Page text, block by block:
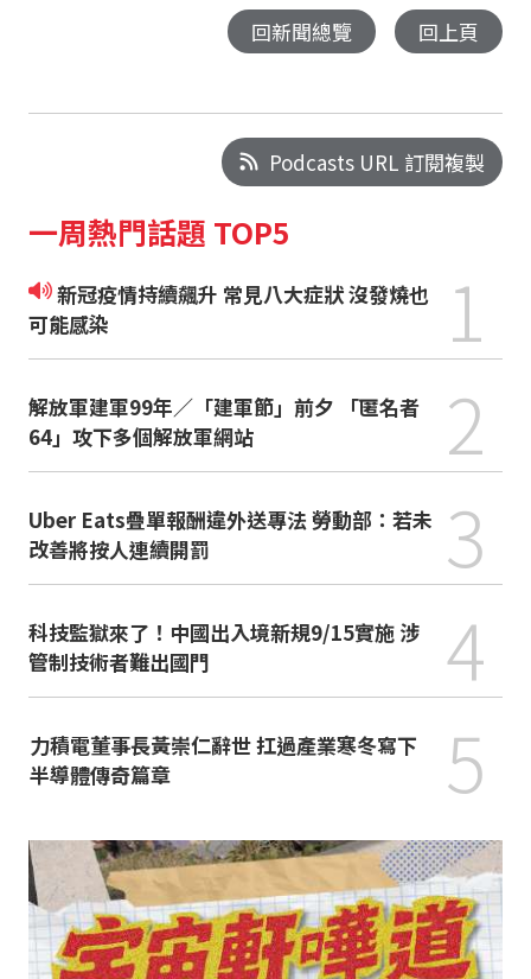
回新聞總覽 回上頁
Podcasts URL 訂閱複製
一周熱門話題 TOP5
新冠疫情持續飆升 常見八大症狀 沒發燒也
可能感染
1
解放軍建軍99年／「建軍節」前夕 「匿名者
64」攻下多個解放軍網站
2
Uber Eats疊單報酬違外送專法 勞動部：若未
改善將按人連續開罰
3
科技監獄來了！中國出入境新規9/15實施 涉
管制技術者難出國門
4
力積電董事長黃崇仁辭世 扛過產業寒冬寫下
半導體傳奇篇章
5